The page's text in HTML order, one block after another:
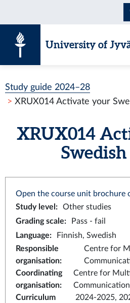
University of
Study guide 2024–28
XRUX014 Activate your
XRUX014
Swedish
Open the course unit brochure
Study level :
Other studies
Grading scale:
Pass - fail
Language:
Finnish, Swedish
Responsible
organisation:
Centre for
Coordinating
organisation:
Centre for
Curriculum
2024-2025,